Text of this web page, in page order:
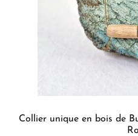
Collier unique en bois de